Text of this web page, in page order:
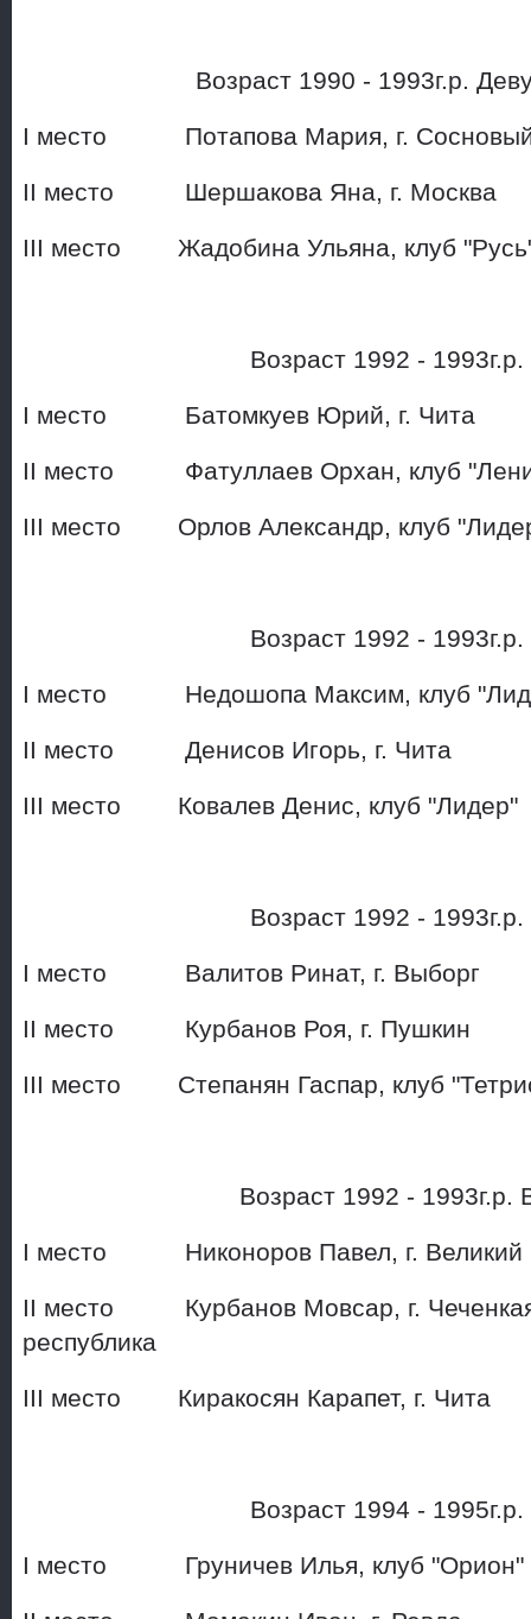
Возраст 1990 - 1993г.р.
I место Потапова Мария,
II место Шершакова
III место Жадобина Ульяна,
Возраст 1992 -
I место Батомкуев Юрий,
II место Фатуллаев Орхан,
III место Орлов Александр, клуб
Возраст 1992 -
I место Недошопа Максим,
II место Денисов Игорь,
III место Ковалев Денис,
Возраст 1992 -
I место Валитов Ринат, г.
II место Курбанов Роя, г.
III место Степанян Гаспар,
Возраст 1992 - 1993г.р.
I место Никоноров Павел, г.
II место Курбанов Мовсар, г.
республика
III место Киракосян
Возраст 1994 -
I место Груничев Илья,